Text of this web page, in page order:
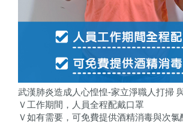
武漢肺炎造成人心惶惶-家立淨職人打掃
Ｖ工作期間，人員全程配戴口罩
Ｖ如有需要，可免費提供酒精消毒與次氯